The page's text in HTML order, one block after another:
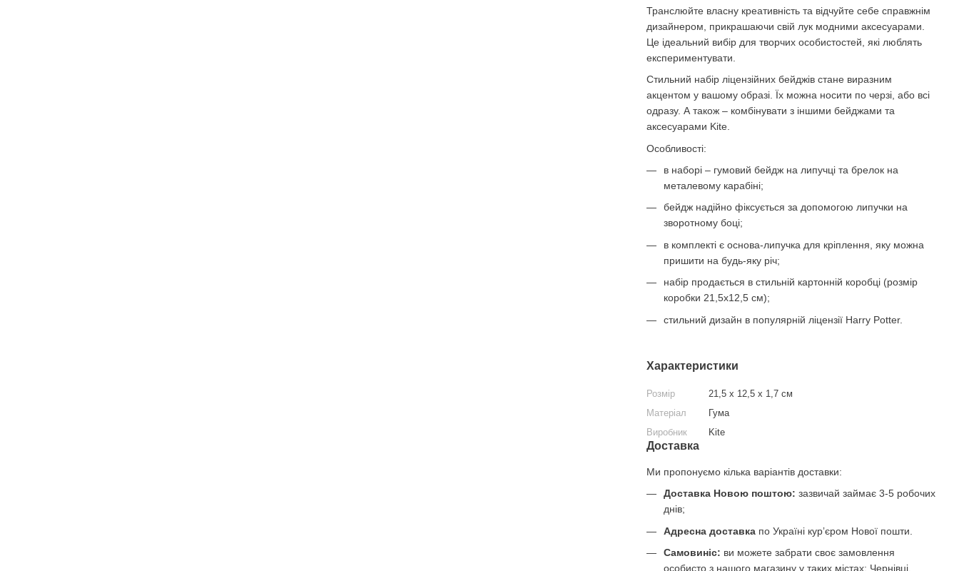
Транслюйте власну креативність та відчуйте себе справжнім
дизайнером, прикрашаючи свій лук модними аксесуарами.
Це ідеальний вибір для творчих особистостей, які люблять
експериментувати.
Стильний набір ліцензійних бейджів стане виразним
акцентом у вашому образі. Їх можна носити по черзі, або всі
одразу. А також – комбінувати з іншими бейджами та
аксесуарами Kite.
Особливості:
в наборі – гумовий бейдж на липучці та брелок на
металевому карабіні;
бейдж надійно фіксується за допомогою липучки на
зворотному боці;
в комплекті є основа-липучка для кріплення, яку можна
пришити на будь-яку річ;
набір продається в стильній картонній коробці (розмір
коробки 21,5x12,5 см);
стильний дизайн в популярній ліцензії Harry Potter.
Характеристики
Розмір
21,5 х 12,5 х 1,7 см
Матеріал
Гума
Виробник
Kite
Доставка
Ми пропонуємо кілька варіантів доставки:
Доставка Новою поштою: зазвичай займає 3-5 робочих
днів;
Адресна доставка по Україні курʼєром Нової пошти.
Самовиніс: ви можете забрати своє замовлення
особисто з нашого магазину у таких містах: Чернівці,